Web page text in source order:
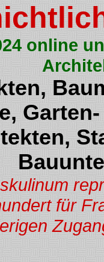
online
für